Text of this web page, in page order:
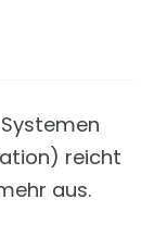
reicht
aus.